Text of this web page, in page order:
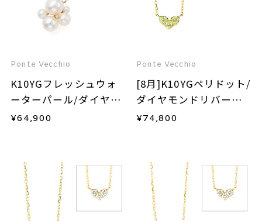
Ponte Vecchio
K10YGフレッシュウォ
ーターパール/ダイヤモ
ンドネックレス
¥64,900
Ponte Vecchio
[8月]K10YGペリドット/
ダイヤモンドリバーシ
ブルネックレス
¥74,800